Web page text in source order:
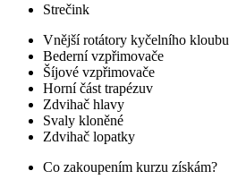
Strečink
Vnější rotátory kyčelního kloubu
Bederní vzpřimovače
Šíjové vzpřimovače
Horní část trapézuv
Zdvihač hlavy
Svaly kloněné
Zdvihač lopatky
Co zakoupením kurzu získám?